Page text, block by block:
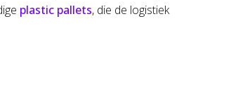
plastic pallets, die de logistiek